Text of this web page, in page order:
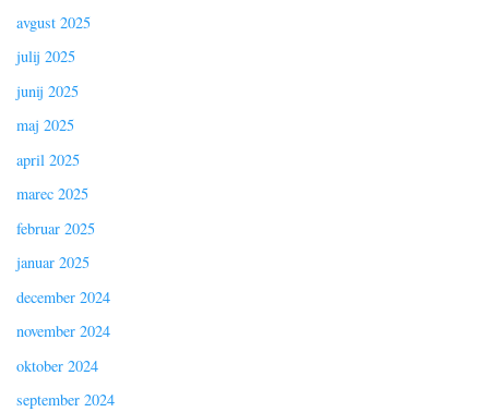
avgust 2025
julij 2025
junij 2025
maj 2025
april 2025
marec 2025
februar 2025
januar 2025
december 2024
november 2024
oktober 2024
september 2024